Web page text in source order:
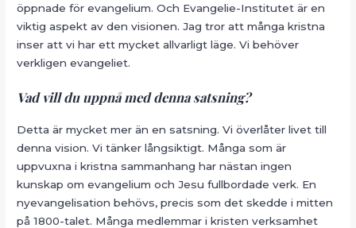
öppnade för evangelium. Och Evangelie-Institutet är en
viktig aspekt av den visionen. Jag tror att många kristna
inser att vi har ett mycket allvarligt läge. Vi behöver
verkligen evangeliet.
Vad vill du uppnå med denna satsning?
Detta är mycket mer än en satsning. Vi överlåter livet till
denna vision. Vi tänker långsiktigt. Många som är
uppvuxna i kristna sammanhang har nästan ingen
kunskap om evangelium och Jesu fullbordade verk. En
nyevangelisation behövs, precis som det skedde i mitten
på 1800-talet. Många medlemmar i kristen verksamhet